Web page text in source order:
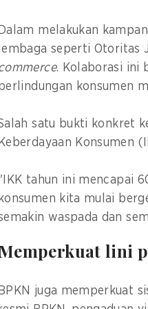
Dalam melakukan
lembaga seperti Otoritas
. Kolaborasi ini
konsumen
satu bukti konkret
Keberdayaan Konsumen
tahun ini mencapai
konsumen kita mulai
waspada dan
lini
BPKN juga memperkuat